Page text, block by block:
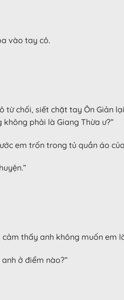
vào tay cô.
chối, siết chặt tay Ôn Giản
phải là Giang Thừa ư?”
em trốn trong tủ quần áo
cảm thấy anh không muốn em
ở điểm nào?”